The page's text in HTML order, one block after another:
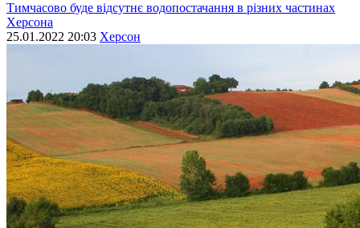
Тимчасово буде відсутнє водопостачання в різних частинах
Херсона
25.01.2022 20:03 Херсон